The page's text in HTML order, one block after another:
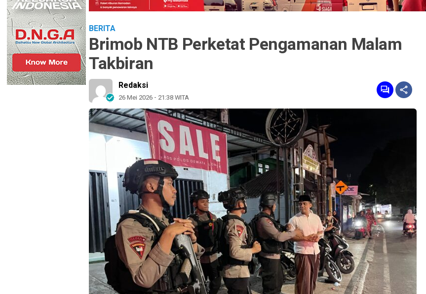
BERITA
Brimob NTB Perketat Pengamanan Malam
Takbiran
Redaksi
26 Mei 2026 - 21:38 WITA